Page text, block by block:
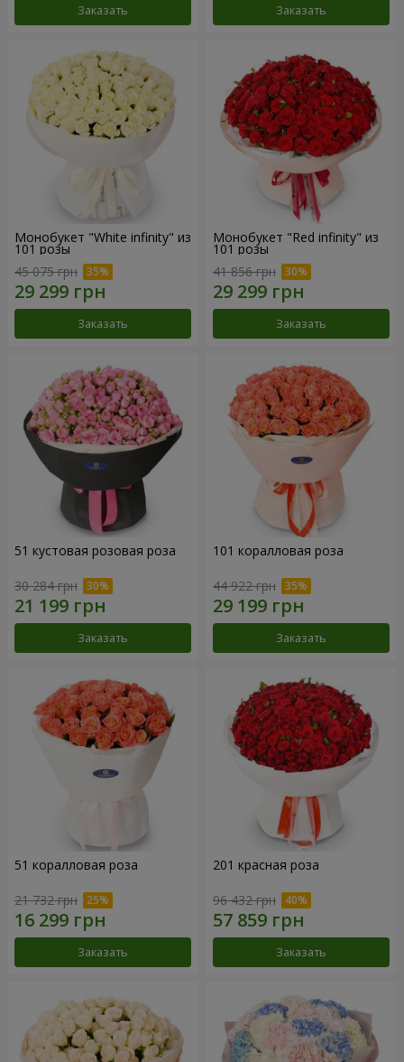
Заказать Заказать
Монобукет "White infinity" из
101 розы
45 075 грн
Заказать
Монобукет "Red infinity" из
101 розы
41 856 грн
Заказать
51 кустовая розовая роза
30 284 грн
Заказать
101 коралловая роза
44 922 грн
Заказать
51 коралловая роза
21 732 грн
Заказать
201 красная роза
96 432 грн
Заказать